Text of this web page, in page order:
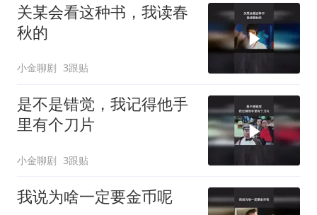
关某会看这种书，我读春
秋的
小金聊剧 3跟贴
是不是错觉，我记得他手
里有个刀片
小金聊剧 3跟贴
我说为啥一定要金币呢